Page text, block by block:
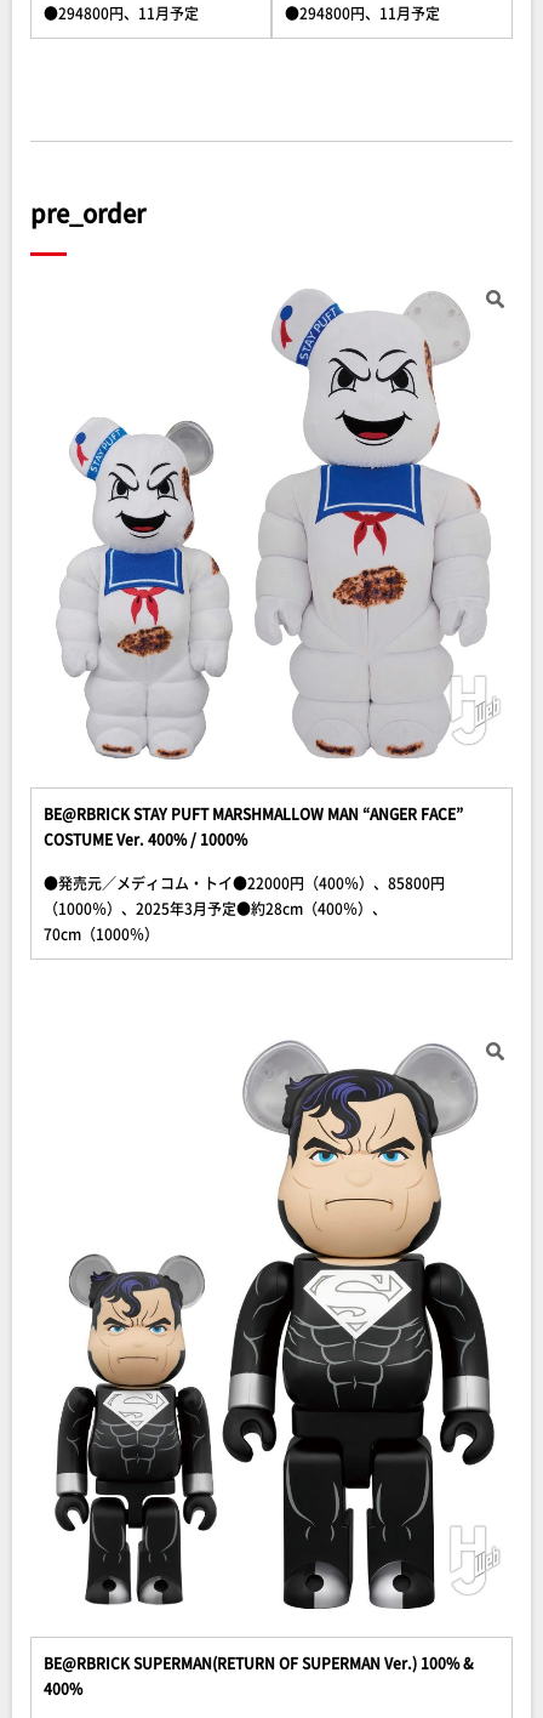
●294800円、11月予定
●294800円、11月予定
pre_order
BE@RBRICK STAY PUFT MARSHMALLOW MAN “ANGER FACE”
COSTUME Ver. 400% / 1000%
●発売元／メディコム・トイ●22000円（400％）、85800円
（1000％）、2025年3月予定●約28cm（400％）、
70cm（1000％）
BE@RBRICK SUPERMAN(RETURN OF SUPERMAN Ver.) 100% &
400%